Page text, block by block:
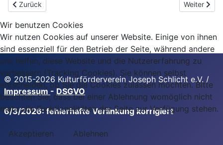
Vorheriger Beitrag: Zergangen ist meins Herzens Weh
Zurück Nächster
Weiter
© 2015-2026 Kulturförderverein Joseph Schlicht e.V. /
Impressum - DSGVO
6/3/2026: fehlerhafte Verlinkung korrigiert
Wir benutzen Cookies
Wir nutzen Cookies auf unserer Website. Einige von ihnen
sind essenziell für den Betrieb der Seite, während andere
uns helfen, diese Website und die Nutzererfahrung zu
verbessern (Tracking Cookies). Sie können selbst
entscheiden, ob Sie die Cookies zulassen möchten. Bitte
beachten Sie, dass bei einer Ablehnung womöglich nicht
mehr alle Funktionalitäten der Seite zur Verfügung stehen.
Akzeptieren Ablehnen